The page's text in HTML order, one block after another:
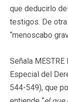
que deducirlo
testigos. De
“menoscabo
Señala MESTRE
Especial del
544-549), que